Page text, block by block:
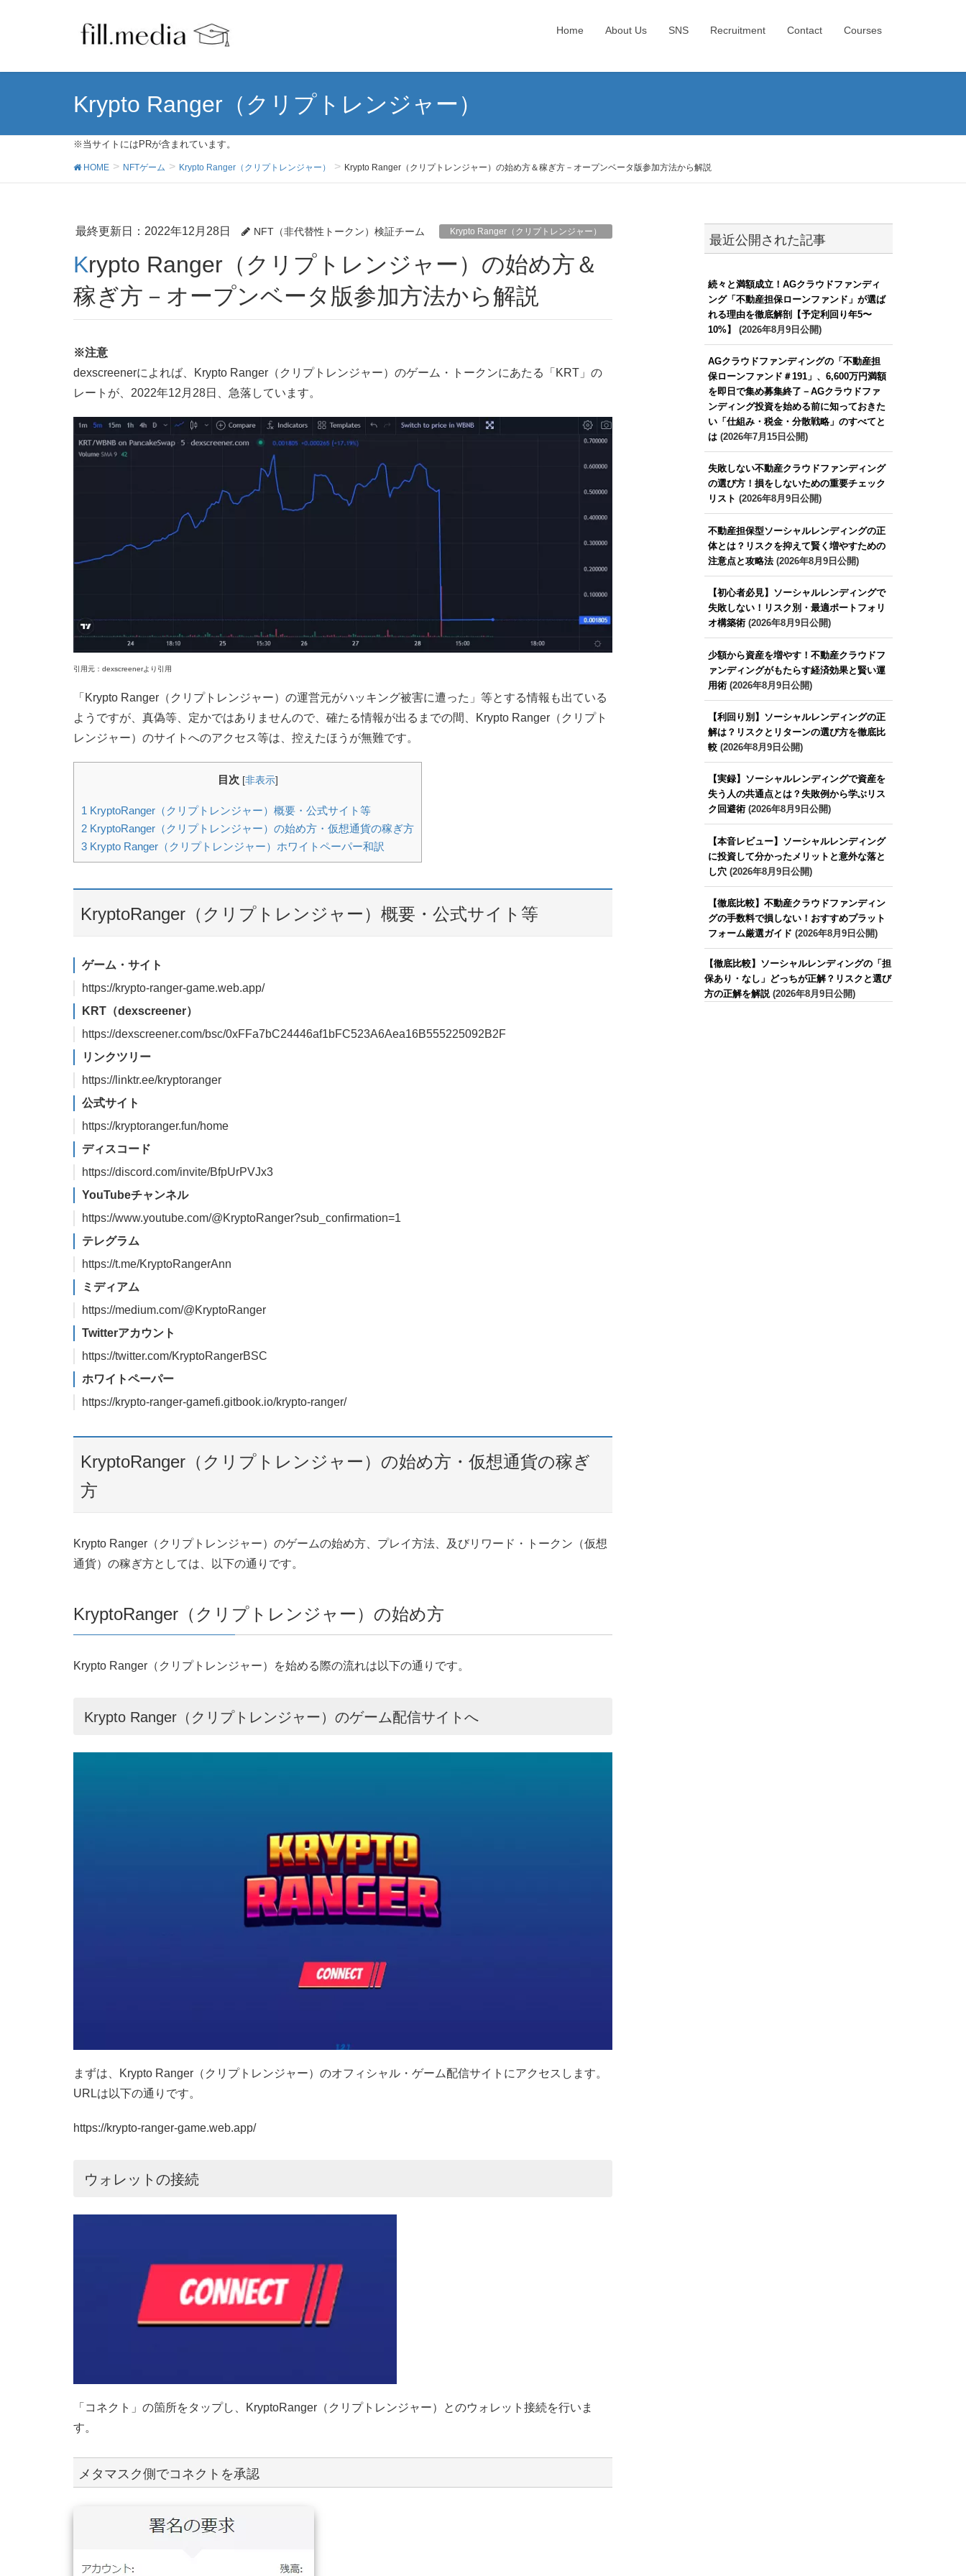
Home About Us SNS Recruitment Contact Courses
Krypto Ranger（クリプトレンジャー）
※当サイトにはPRが含まれています。
HOME NFTゲーム Krypto Ranger（クリプトレンジャー） Krypto Ranger（クリプトレンジャー）の始め方＆稼ぎ方－オープンベータ版参加方法から解説
最終更新日：2022年12月28日 NFT（非代替性トークン）検証チーム Krypto Ranger（クリプトレンジャー）
Krypto Ranger（クリプトレンジャー）の始め方＆
稼ぎ方－オープンベータ版参加方法から解説
※注意
dexscreenerによれば、Krypto Ranger（クリプトレンジャー）のゲーム・トークンにあたる「KRT」の
レートが、2022年12月28日、急落しています。
引用元：dexscreenerより引用
「Krypto Ranger（クリプトレンジャー）の運営元がハッキング被害に遭った」等とする情報も出ている
ようですが、真偽等、定かではありませんので、確たる情報が出るまでの間、Krypto Ranger（クリプト
レンジャー）のサイトへのアクセス等は、控えたほうが無難です。
目次 [非表示]
1 KryptoRanger（クリプトレンジャー）概要・公式サイト等
2 KryptoRanger（クリプトレンジャー）の始め方・仮想通貨の稼ぎ方
3 Krypto Ranger（クリプトレンジャー）ホワイトペーパー和訳
KryptoRanger（クリプトレンジャー）概要・公式サイト等
ゲーム・サイト
https://krypto-ranger-game.web.app/
KRT（dexscreener）
https://dexscreener.com/bsc/0xFFa7bC24446af1bFC523A6Aea16B555225092B2F
リンクツリー
https://linktr.ee/kryptoranger
公式サイト
https://kryptoranger.fun/home
ディスコード
https://discord.com/invite/BfpUrPVJx3
YouTubeチャンネル
https://www.youtube.com/@KryptoRanger?sub_confirmation=1
テレグラム
https://t.me/KryptoRangerAnn
ミディアム
https://medium.com/@KryptoRanger
Twitterアカウント
https://twitter.com/KryptoRangerBSC
ホワイトペーパー
https://krypto-ranger-gamefi.gitbook.io/krypto-ranger/
KryptoRanger（クリプトレンジャー）の始め方・仮想通貨の稼ぎ
方
Krypto Ranger（クリプトレンジャー）のゲームの始め方、プレイ方法、及びリワード・トークン（仮想
通貨）の稼ぎ方としては、以下の通りです。
KryptoRanger（クリプトレンジャー）の始め方
Krypto Ranger（クリプトレンジャー）を始める際の流れは以下の通りです。
Krypto Ranger（クリプトレンジャー）のゲーム配信サイトへ
まずは、Krypto Ranger（クリプトレンジャー）のオフィシャル・ゲーム配信サイトにアクセスします。
URLは以下の通りです。
https://krypto-ranger-game.web.app/
ウォレットの接続
「コネクト」の箇所をタップし、KryptoRanger（クリプトレンジャー）とのウォレット接続を行いま
す。
メタマスク側でコネクトを承認
最近公開された記事
続々と満額成立！AGクラウドファンディ
ング「不動産担保ローンファンド」が選ば
れる理由を徹底解剖【予定利回り年5〜
10%】
(2026年8月9日公開)
AGクラウドファンディングの「不動産担
保ローンファンド＃191」、6,600万円満額
を即日で集め募集終了－AGクラウドファ
ンディング投資を始める前に知っておきた
い「仕組み・税金・分散戦略」のすべてと
は(2026年7月15日公開)
失敗しない不動産クラウドファンディング
の選び方！損をしないための重要チェック
リスト (2026年8月9日公開)
不動産担保型ソーシャルレンディングの正
体とは？リスクを抑えて賢く増やすための
注意点と攻略法(2026年8月9日公開)
【初心者必見】ソーシャルレンディングで
失敗しない！リスク別・最適ポートフォリ
オ構築術(2026年8月9日公開)
少額から資産を増やす！不動産クラウドフ
ァンディングがもたらす経済効果と賢い運
用術(2026年8月9日公開)
【利回り別】ソーシャルレンディングの正
解は？リスクとリターンの選び方を徹底比
較(2026年8月9日公開)
【実録】ソーシャルレンディングで資産を
失う人の共通点とは？失敗例から学ぶリス
ク回避術(2026年8月9日公開)
【本音レビュー】ソーシャルレンディング
に投資して分かったメリットと意外な落と
し穴(2026年8月9日公開)
【徹底比較】不動産クラウドファンディン
グの手数料で損しない！おすすめプラット
フォーム厳選ガイド (2026年8月9日公開)
【徹底比較】ソーシャルレンディングの「担
保あり・なし」どっちが正解？リスクと選び
方の正解を解説(2026年8月9日公開)